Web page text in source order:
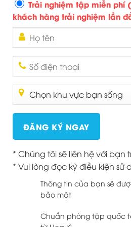
Địa chỉ cơ sở 1: The A
Ecopark – Hưng Yên
Địa chỉ cơ sở 3: The A
– Hưng Yên
Địa chỉ cơ sở 4: The A
Ecopark – Hưng Yên
Website: Thea.com.vn
Fanpage:
https://www.facebook.com/
Youtube:https://
Hotline: 087.6534.999
fitness,fitness ecopark,gym ,
Trải nghiệm tập miễn phí
khách hàng trải nghiệm lần
* Chúng tôi sẽ liên hệ với bạn
* Vui lòng đọc kỹ điều kiện sử
Thông tin của bạn sẽ
bảo mật
Chuẩn phòng tập quốc